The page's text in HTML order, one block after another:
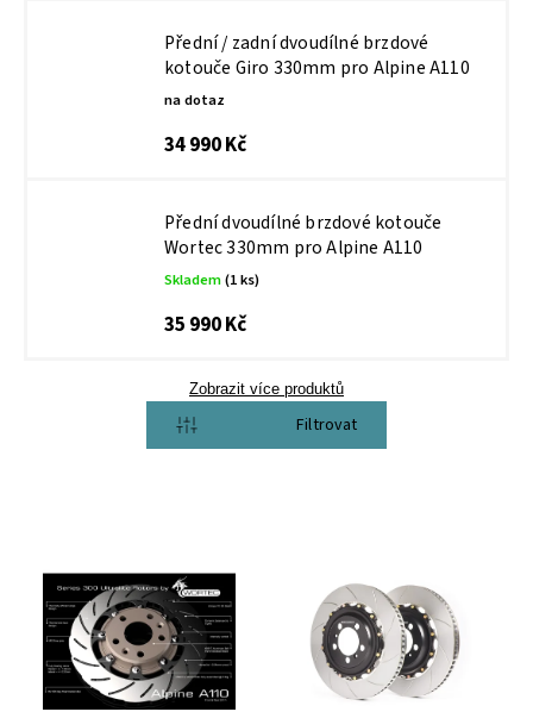
Přední / zadní dvoudílné brzdové
kotouče Giro 330mm pro Alpine A110
na dotaz
34 990 Kč
Přední dvoudílné brzdové kotouče
Wortec 330mm pro Alpine A110
Skladem(1 ks)
35 990 Kč
Zobrazit více produktů
Otevřít filtr